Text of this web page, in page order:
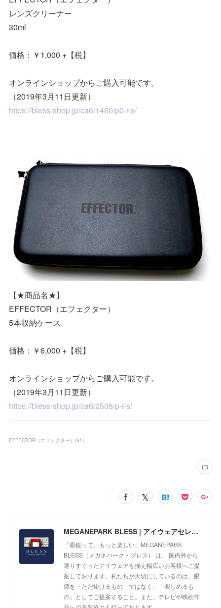
レンズクリーナー
30ml
価格：￥1,000 +【税】
オンラインショップからご購入可能です。
（2019年3月11日更新）
https://bless-shop.jp/ca6/1460/p0-r-s/
【★商品名★】
EFFECTOR（エフェクター）
5本収納ケース
価格：￥6,000 +【税】
オンラインショップからご購入可能です。
（2019年3月11日更新）
https://bless-shop.jp/ca6/2508/p-r-s/
EFFECTOR（エフェクター） (91)
MEGANEPARK BLESS | アイウェアセレクトショップ
「眼鏡って、もっと楽しい」MEGANEPARK
BLESS（メガネパーク・ブレス） は、 国内外から
選りすぐったアイウェアを揃え幅広いお客様へご提
案しております。私たちが大切にしているのは、眼
鏡を「ただ掛けるもの」ではなく、「楽しめるも
の」としてご提案すること。また、テレビや映画作